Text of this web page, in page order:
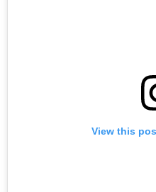
View this